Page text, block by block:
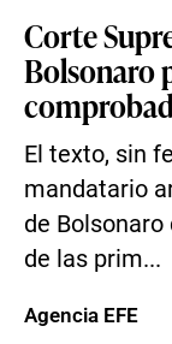
Corte
Bolsonaro
El texto, sin
mandatario
de
de las prim...
Agencia EFE